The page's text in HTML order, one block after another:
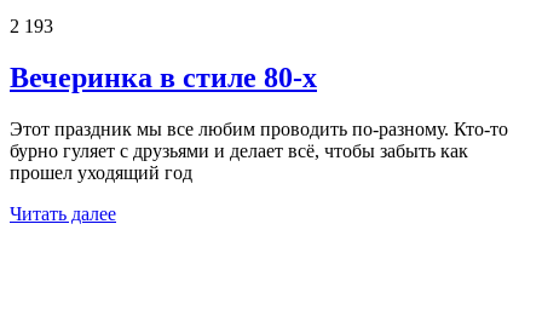
2 193
Вечеринка в стиле 80-х
Этот праздник мы все любим проводить по-разному. Кто-то
бурно гуляет с друзьями и делает всё, чтобы забыть как
прошел уходящий год
Читать далее